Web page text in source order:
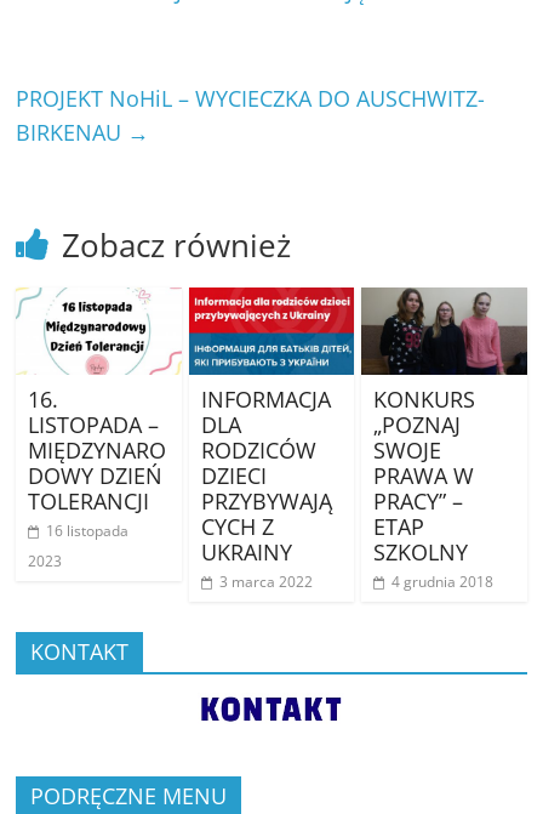
PROJEKT NoHiL – WYCIECZKA DO AUSCHWITZ-
BIRKENAU →
Zobacz również
16.
LISTOPADA –
MIĘDZYNARO
DOWY DZIEŃ
TOLERANCJI
16 listopada
2023
INFORMACJA
DLA
RODZICÓW
DZIECI
PRZYBYWAJĄ
CYCH Z
UKRAINY
3 marca 2022
KONKURS
„POZNAJ
SWOJE
PRAWA W
PRACY” –
ETAP
SZKOLNY
4 grudnia 2018
KONTAKT
PODRĘCZNE MENU